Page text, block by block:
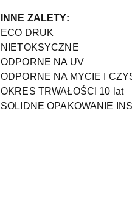
INNE ZALETY:
ECO DRUK
NIETOKSYCZNE
ODPORNE NA UV
ODPORNE NA MYCIE I
OKRES TRWAŁOŚCI 10 lat
SOLIDNE OPAKOWANIE